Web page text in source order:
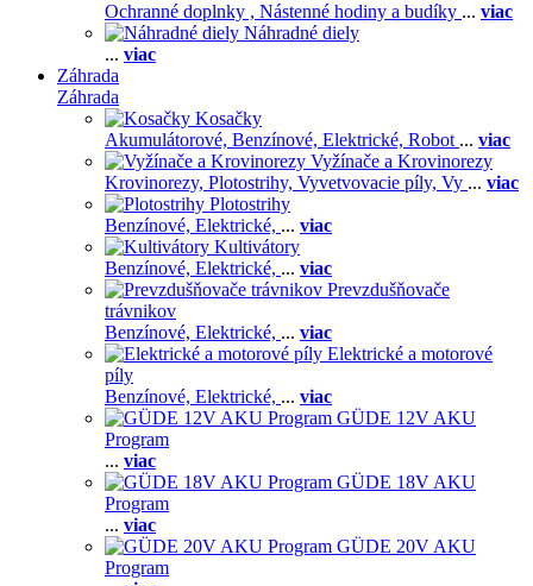
Ochranné doplnky , Nástenné hodiny a budíky ... viac
Náhradné diely
... viac
Záhrada
Záhrada
Kosačky
Akumulátorové, Benzínové, Elektrické, Robot ... viac
Vyžínače a Krovinorezy
Krovinorezy, Plotostrihy, Vyvetvovacie píly, Vy ... viac
Plotostrihy
Benzínové, Elektrické, ... viac
Kultivátory
Benzínové, Elektrické, ... viac
Prevzdušňovače
trávnikov
Benzínové, Elektrické, ... viac
Elektrické a motorové
píly
Benzínové, Elektrické, ... viac
GÜDE 12V AKU
Program
... viac
GÜDE 18V AKU
Program
... viac
GÜDE 20V AKU
Program